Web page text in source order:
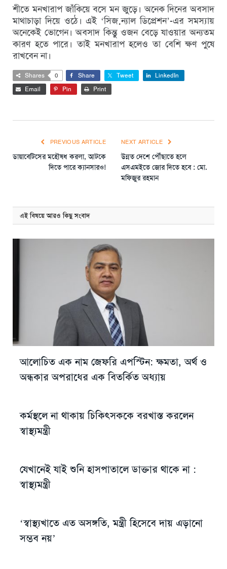
শীতে মনখারাপ জাঁকিয়ে বসে মন জুড়ে। অনেক দিনের অবসাদ
মাথাচাড়া দিয়ে ওঠে। এই ‘সিজ়ন্যাল ডিপ্রেশন’-এর সমস্যায়
অনেকেই ভোগেন। অবসাদ কিন্তু ওজন বেড়ে যাওয়ার অন্যতম
কারণ হতে পারে। তাই মনখারাপ হলেও তা বেশি ক্ষণ পুষে
রাখবেন না।
Shares 0 Share Tweet
LinkedIn
Email
Pin Print
PREVIOUS ARTICLE
ডায়াবেটিসের মহৌষধ করলা, আটকে
দিতে পারে ক্যানসারও!
NEXT ARTICLE
উন্নত দেশে পৌঁছাতে হলে
এসএমইতে জোর দিতে হবে : মো.
মফিজুর রহমান
এই বিষয়ে আরও কিছু সংবাদ
আলোচিত এক নাম জেফরি এপস্টিন: ক্ষমতা, অর্থ ও
অন্ধকার অপরাধের এক বিতর্কিত অধ্যায়
কর্মস্থলে না থাকায় চিকিৎসককে বরখাস্ত করলেন
স্বাস্থ্যমন্ত্রী
যেখানেই যাই শুনি হাসপাতালে ডাক্তার থাকে না :
স্বাস্থ্যমন্ত্রী
‘স্বাস্থ্যখাতে এত অসঙ্গতি, মন্ত্রী হিসেবে দায় এড়ানো
সম্ভব নয়’